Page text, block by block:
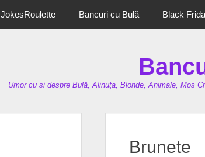
JokesRoulette Bancuri cu Bulă Black
Umor cu şi despre Bulă, Alinuţa, Blonde, Animale, Moş
Brunete